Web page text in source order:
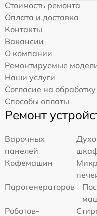
Стоимость ремонта
Оплата и доставка
Контакты
Вакансии
О компании
Ремонтируемые
Наши услуги
Согласие на
Способы оплаты
Ремонт
Варочных
панелей
Кофемашин
Парогенераторов
Роботов-